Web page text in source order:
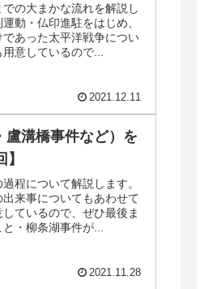
の大まかな流れを解説し
動・仏印進駐をはじめ、
あった太平洋戦争につい
意しているので...
2021.12.11
盧溝橋事件など）を
程について解説します。
来事についてもあわせて
ているので、ぜひ最後ま
・柳条湖事件が...
2021.11.28